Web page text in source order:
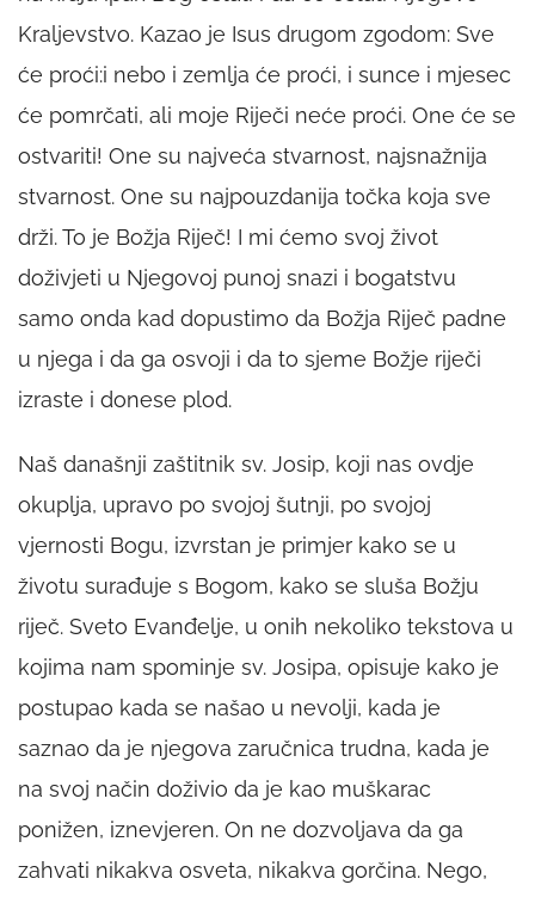
Kraljevstvo. Kazao je Isus drugom zgodom: Sve
će proći:i nebo i zemlja će proći, i sunce i mjesec
će pomrčati, ali moje Riječi neće proći. One će se
ostvariti! One su najveća stvarnost, najsnažnija
stvarnost. One su najpouzdanija točka koja sve
drži. To je Božja Riječ! I mi ćemo svoj život
doživjeti u Njegovoj punoj snazi i bogatstvu
samo onda kad dopustimo da Božja Riječ padne
u njega i da ga osvoji i da to sjeme Božje riječi
izraste i donese plod.
Naš današnji zaštitnik sv. Josip, koji nas ovdje
okuplja, upravo po svojoj šutnji, po svojoj
vjernosti Bogu, izvrstan je primjer kako se u
životu surađuje s Bogom, kako se sluša Božju
riječ. Sveto Evanđelje, u onih nekoliko tekstova u
kojima nam spominje sv. Josipa, opisuje kako je
postupao kada se našao u nevolji, kada je
saznao da je njegova zaručnica trudna, kada je
na svoj način doživio da je kao muškarac
ponižen, iznevjeren. On ne dozvoljava da ga
zahvati nikakva osveta, nikakva gorčina. Nego,